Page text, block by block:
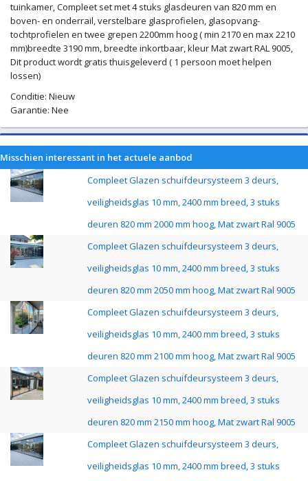
tuinkamer, Compleet set met 4 stuks glasdeuren van 820 mm en
boven- en onderrail, verstelbare glasprofielen, glasopvang-
tochtprofielen en twee grepen 2200mm hoog ( min 2170 en max 2210
mm)breedte 3190 mm, breedte inkortbaar, kleur Mat zwart RAL 9005,
Dit product wordt gratis thuisgeleverd ( 1 persoon moet helpen
lossen)
Conditie: Nieuw
Garantie: Nee
Misschien interessant in het actuele aanbod
Compleet Glazen schuifdeursysteem 3 deurs,
veiligheidsglas 10 mm, 2400 mm breed, 3 stuks
deuren 820 mm 2000 mm hoog, Mat zwart Ral 9005
Compleet Glazen schuifdeursysteem 3 deurs,
veiligheidsglas 10 mm, 2400 mm breed, 3 stuks
deuren 820 mm 2050 mm hoog, Mat zwart Ral 9005
Compleet Glazen schuifdeursysteem 3 deurs,
veiligheidsglas 10 mm, 2400 mm breed, 3 stuks
deuren 820 mm 2100 mm hoog, Mat zwart Ral 9005
Compleet Glazen schuifdeursysteem 3 deurs,
veiligheidsglas 10 mm, 2400 mm breed, 3 stuks
deuren 820 mm 2150 mm hoog, Mat zwart Ral 9005
Compleet Glazen schuifdeursysteem 3 deurs,
veiligheidsglas 10 mm, 2400 mm breed, 3 stuks